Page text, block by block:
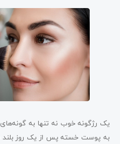
یک رژگونه خوب نه تنها به
به پوست خسته پس از یک روز بلند